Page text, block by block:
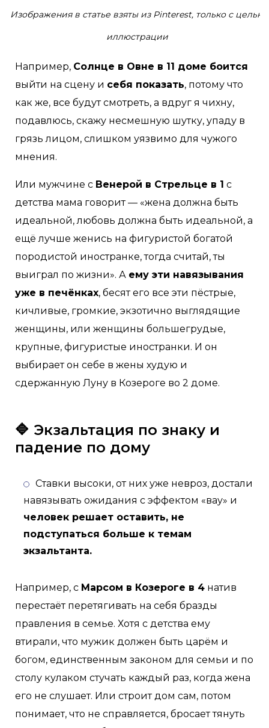
Изображения в статье взяты из Pinterest, только с целью
иллюстрации
Например, Солнце в Овне в 11 доме боится
выйти на сцену и себя показать, потому что
как же, все будут смотреть, а вдруг я чихну,
подавлюсь, скажу несмешную шутку, упаду в
грязь лицом, слишком уязвимо для чужого
мнения.
Или мужчине с Венерой в Стрельце в 1 с
детства мама говорит — «жена должна быть
идеальной, любовь должна быть идеальной, а
ещё лучше женись на фигуристой богатой
породистой иностранке, тогда считай, ты
выиграл по жизни». А ему эти навязывания
уже в печёнках, бесят его все эти пёстрые,
кичливые, громкие, экзотично выглядящие
женщины, или женщины большегрудые,
крупные, фигуристые иностранки. И он
выбирает он себе в жены худую и
сдержанную Луну в Козероге во 2 доме.
🔷 Экзальтация по знаку и
падение по дому
Ставки высоки, от них уже невроз, достали
навязывать ожидания с эффектом «вау» и
человек решает оставить, не
подступаться больше к темам
экзальтанта.
Например, с Марсом в Козероге в 4 натив
перестаёт перетягивать на себя бразды
правления в семье. Хотя с детства ему
втирали, что мужик должен быть царём и
богом, единственным законом для семьи и по
столу кулаком стучать каждый раз, когда жена
его не слушает. Или строит дом сам, потом
понимает, что не справляется, бросает тянуть